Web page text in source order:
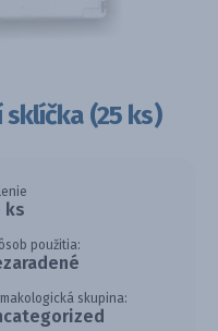
(25 ks)
ks
použitia:
skupina: